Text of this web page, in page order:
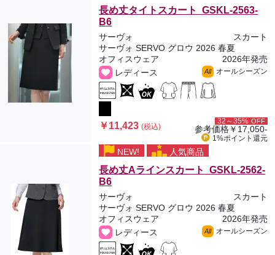
長め丈タイトスカート GSKL-2563-
B6
サーヴォ
スカート
サーヴォ SERVO グロウ 2026 春夏
オフィスウェア
2026年発売
レディース
All オールシーズン
￥11,423(税込)
32～35% OFF
参考価格￥17,050-
1%ポイント 還元
NEW! 人気商品
長め丈Aラインスカート GSKL-2562-
B6
サーヴォ
スカート
サーヴォ SERVO グロウ 2026 春夏
オフィスウェア
2026年発売
レディース
All オールシーズン